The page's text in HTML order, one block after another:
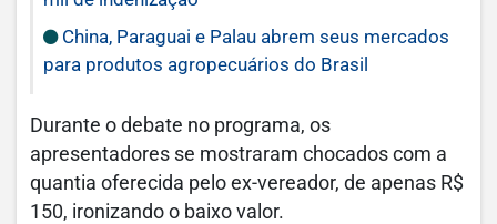
China, Paraguai e Palau abrem seus mercados
para produtos agropecuários do Brasil
Durante o debate no programa, os
apresentadores se mostraram chocados com a
quantia oferecida pelo ex-vereador, de apenas R$
150, ironizando o baixo valor.